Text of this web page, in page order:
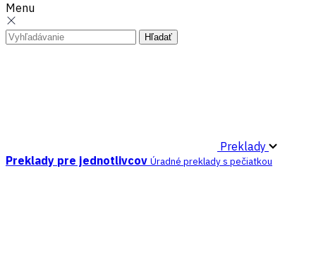
Menu
Preklady
Preklady pre jednotlivcov Úradné preklady s pečiatkou